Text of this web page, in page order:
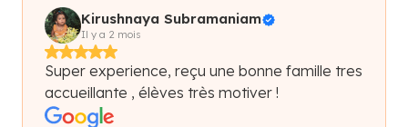
Kirushnaya Subramaniam
Il y a 2 mois
Super experience, reçu une bonne famille tres
accueillante , élèves très motiver !